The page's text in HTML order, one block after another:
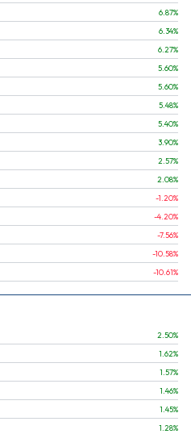
6.87%
6.34%
6.27%
5.60%
5.60%
5.48%
5.40%
3.90%
2.57%
2.08%
-1.20%
-4.20%
-7.56%
-10.58%
-10.61%
2.50%
1.62%
1.57%
1.46%
1.45%
1.28%